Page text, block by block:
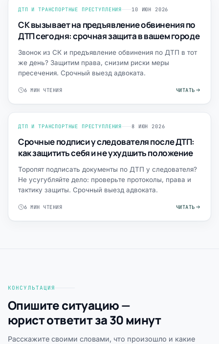
ДТП И ТРАНСПОРТНЫЕ ПРЕСТУПЛЕНИЯ 10 ИЮН 2026
СК вызывает на предъявление обвинения по
ДТП сегодня: срочная защита в вашем городе
Звонок из СК и предъявление обвинения по ДТП в тот
же день? Защитим права, снизим риски меры
пресечения. Срочный выезд адвоката.
6 МИН ЧТЕНИЯ ЧИТАТЬ
ДТП И ТРАНСПОРТНЫЕ ПРЕСТУПЛЕНИЯ 8 ИЮН 2026
Срочные подписи у следователя после ДТП:
как защитить себя и не ухудшить положение
Торопят подписать документы по ДТП у следователя?
Не усугубляйте дело: проверьте протоколы, права и
тактику защиты. Срочный выезд адвоката.
6 МИН ЧТЕНИЯ ЧИТАТЬ
КОНСУЛЬТАЦИЯ
Опишите ситуацию —
юрист ответит за 30 минут
Расскажите своими словами, что произошло и какие